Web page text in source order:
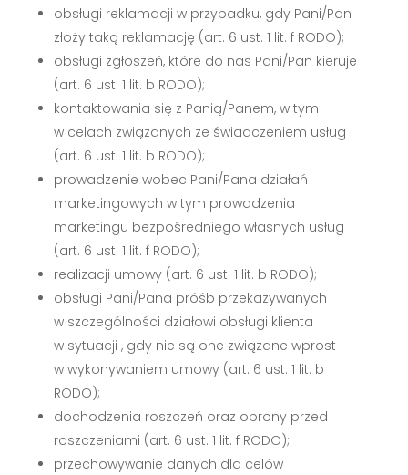
obsługi reklamacji w przypadku, gdy Pani/Pan
złoży taką reklamację (art. 6 ust. 1 lit. f RODO);
obsługi zgłoszeń, które do nas Pani/Pan kieruje
(art. 6 ust. 1 lit. b RODO);
kontaktowania się z Panią/Panem, w tym
w celach związanych ze świadczeniem usług
(art. 6 ust. 1 lit. b RODO);
prowadzenie wobec Pani/Pana działań
marketingowych w tym prowadzenia
marketingu bezpośredniego własnych usług
(art. 6 ust. 1 lit. f RODO);
realizacji umowy (art. 6 ust. 1 lit. b RODO);
obsługi Pani/Pana próśb przekazywanych
w szczególności działowi obsługi klienta
w sytuacji , gdy nie są one związane wprost
w wykonywaniem umowy (art. 6 ust. 1 lit. b
RODO);
dochodzenia roszczeń oraz obrony przed
roszczeniami (art. 6 ust. 1 lit. f RODO);
przechowywanie danych dla celów